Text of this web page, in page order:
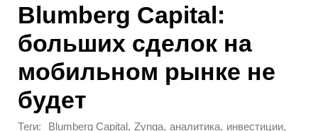
Blumberg Capital:
больших сделок на
мобильном рынке не
будет
Теги: Blumberg Capital, Zynga, аналитика, инвестиции,